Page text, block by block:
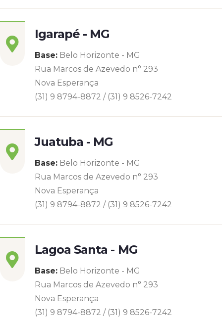
Igarapé - MG
Base: Belo Horizonte - MG
Rua Marcos de Azevedo n° 293
Nova Esperança
(31) 9 8794-8872 / (31) 9 8526-7242
Juatuba - MG
Base: Belo Horizonte - MG
Rua Marcos de Azevedo n° 293
Nova Esperança
(31) 9 8794-8872 / (31) 9 8526-7242
Lagoa Santa - MG
Base: Belo Horizonte - MG
Rua Marcos de Azevedo n° 293
Nova Esperança
(31) 9 8794-8872 / (31) 9 8526-7242